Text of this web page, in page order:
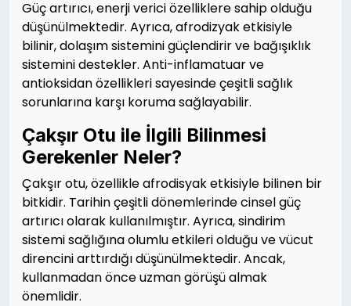
Güç artırıcı, enerji verici özelliklere sahip olduğu
düşünülmektedir. Ayrıca, afrodizyak etkisiyle
bilinir, dolaşım sistemini güçlendirir ve bağışıklık
sistemini destekler. Anti-inflamatuar ve
antioksidan özellikleri sayesinde çeşitli sağlık
sorunlarına karşı koruma sağlayabilir.
Çakşır Otu ile İlgili Bilinmesi
Gerekenler Neler?
Çakşır otu, özellikle afrodisyak etkisiyle bilinen bir
bitkidir. Tarihin çeşitli dönemlerinde cinsel güç
artırıcı olarak kullanılmıştır. Ayrıca, sindirim
sistemi sağlığına olumlu etkileri olduğu ve vücut
direncini arttırdığı düşünülmektedir. Ancak,
kullanmadan önce uzman görüşü almak
önemlidir.